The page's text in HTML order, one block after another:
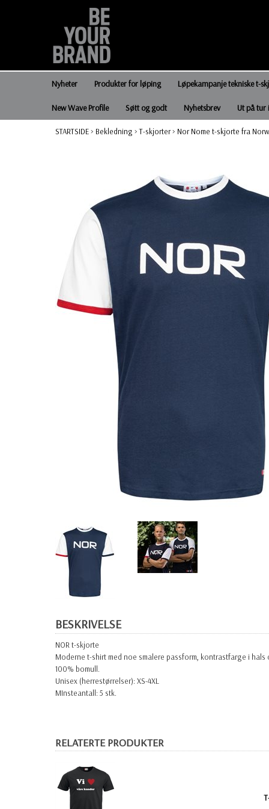
Nyheter Produkter for løping Løpekampanje tekniske t-
New Wave Profile Søtt og godt Nyhetsbrev Ut på tur
STARTSIDE> Bekledning >T-skjorter> Nor Nome t-skjorte fra
BESKRIVELSE
NOR t-skjorte
Moderne t-shirt med noe smalere passform, kontrastfarge i hals
100% bomull.
Unisex (herrestørrelser): XS-4XL
MInsteantall: 5 stk.
RELATERTE PRODUKTER